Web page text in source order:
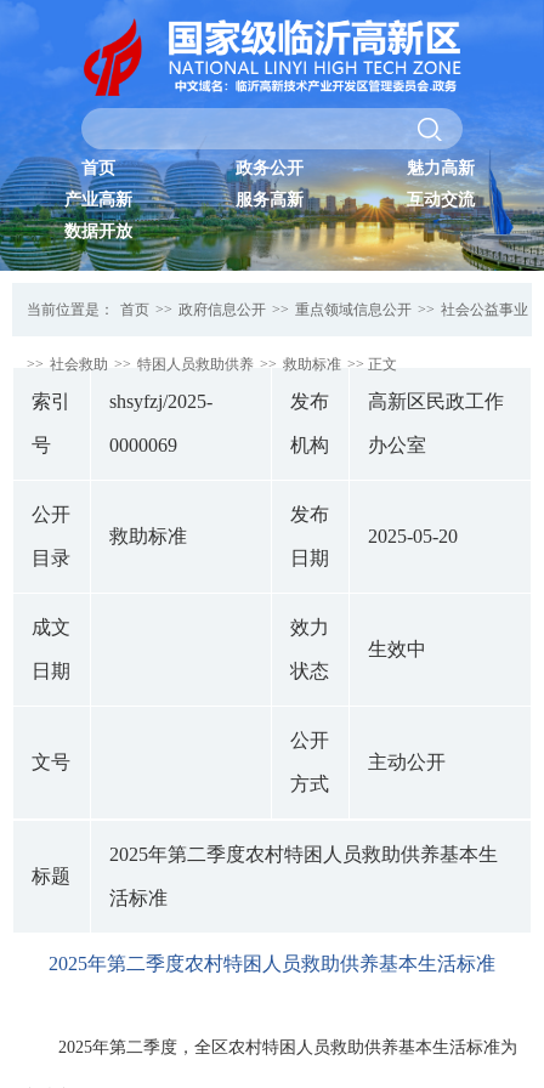
首页 政务公开
魅力高新
产业高新
服务高新
互动交流
数据开放
当前位置是： 首页 >> 政府信息公开 >> 重点领域信息公开 >> 社会公益事业
>> 社会救助 >> 特困人员救助供养 >> 救助标准 >> 正文
索引
号
shsyfzj/2025-
0000069
发布
机构
高新区民政工作
办公室
公开
目录
救助标准
发布
日期
2025-05-20
成文
日期
效力
状态
生效中
文号
公开
方式
主动公开
标题
2025年第二季度农村特困人员救助供养基本生
活标准
2025年第二季度农村特困人员救助供养基本生活标准
2025年第二季度，全区农村特困人员救助供养基本生活标准为